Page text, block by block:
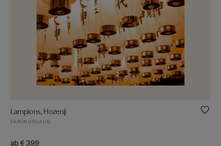
Lampions, Hozenji
FARIN URLAUB
ab € 399